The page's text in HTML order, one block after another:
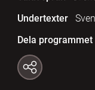
Undertexter
Dela programmet